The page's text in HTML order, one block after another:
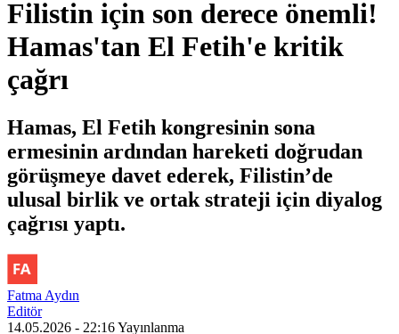
Filistin için son derece önemli!
Hamas'tan El Fetih'e kritik
çağrı
Hamas, El Fetih kongresinin sona
ermesinin ardından hareketi doğrudan
görüşmeye davet ederek, Filistin’de
ulusal birlik ve ortak strateji için diyalog
çağrısı yaptı.
Fatma Aydın
Editör
14.05.2026 - 22:16Yayınlanma